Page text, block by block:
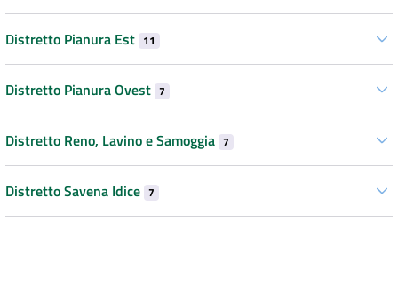
Distretto Pianura Est 11
Distretto Pianura Ovest 7
Distretto Reno, Lavino e Samoggia 7
Distretto Savena Idice 7